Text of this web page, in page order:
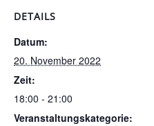
DETAILS
Datum:
20. November 2022
Zeit:
18:00 - 21:00
Veranstaltungskategorie: